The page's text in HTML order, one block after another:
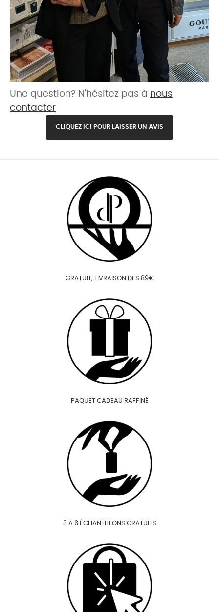
Une question? N'hésitez pas à nous
contacter
CLIQUEZ ICI POUR LAISSER UN AVIS
GRATUIT, LIVRAISON DES 89€
PAQUET CADEAU RAFFINÉ
3 A 6 ÉCHANTILLONS GRATUITS